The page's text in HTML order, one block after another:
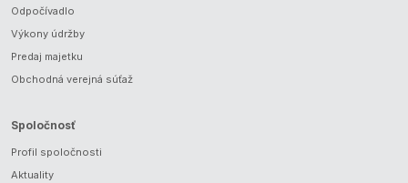
Odpočívadlo
Výkony údržby
Predaj majetku
Obchodná verejná súťaž
Spoločnosť
Profil spoločnosti
Aktuality